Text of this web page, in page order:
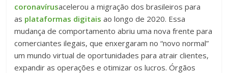
coronavírusacelerou a migração dos brasileiros para
as plataformas digitais ao longo de 2020. Essa
mudança de comportamento abriu uma nova frente para
comerciantes ilegais, que enxergaram no “novo normal”
um mundo virtual de oportunidades para atrair clientes,
expandir as operações e otimizar os lucros. Órgãos